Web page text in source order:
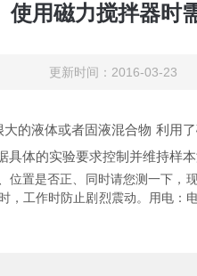
使用磁力搅拌器时
更新时间：2016-03-23
液体或者固液混合物 利用
体的实验要求控制并维持样
是否正、同时请您测一下，
工作时防止剧烈震动。用电